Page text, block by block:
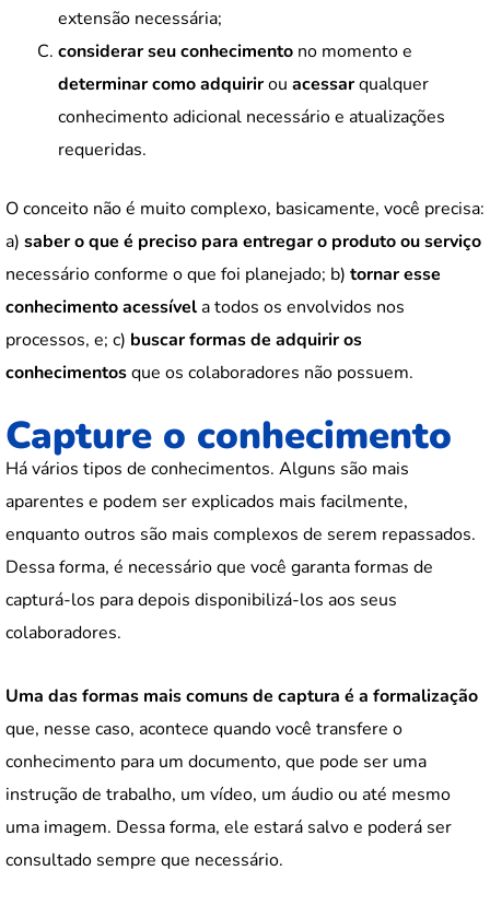
extensão necessária;
considerar seu conhecimento no momento e
determinar como adquirirou acessarqualquer
conhecimento adicional necessário e atualizações
requeridas.
O conceito não é muito complexo, basicamente, você precisa:
a) saber o que é preciso para entregar o produto ou serviço
necessário conforme o que foi planejado; b) tornar esse
conhecimento acessívela todos os envolvidos nos
processos, e; c) buscar formas de adquirir os
conhecimentosque os colaboradores não possuem.
Capture o conhecimento
Há vários tipos de conhecimentos. Alguns são mais
aparentes e podem ser explicados mais facilmente,
enquanto outros são mais complexos de serem repassados.
Dessa forma, é necessário que você garanta formas de
capturá-los para depois disponibilizá-los aos seus
colaboradores.
Uma das formas mais comuns de captura é a formalização
que, nesse caso, acontece quando você transfere o
conhecimento para um documento, que pode ser uma
instrução de trabalho, um vídeo, um áudio ou até mesmo
uma imagem. Dessa forma, ele estará salvo e poderá ser
consultado sempre que necessário.